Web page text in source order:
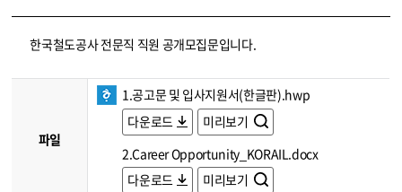
코레일소개_경영공시_채용공고 상세보기 – 내용, 파일, 담당자 연락처로 구성
한국철도공사 전문직 직원 공개모집문입니다.
파일
1.공고문 및 입사지원서(한글판).hwp
다운로드
미리보기
2.Career Opportunity_KORAIL.docx
다운로드
미리보기